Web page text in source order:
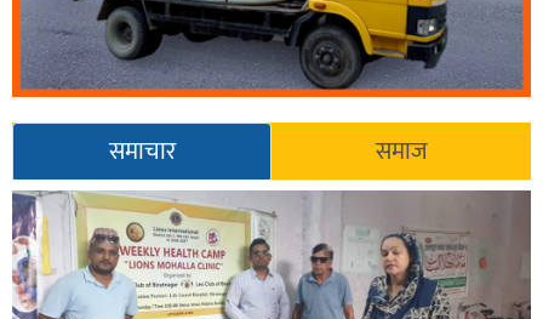
समाचार समाज